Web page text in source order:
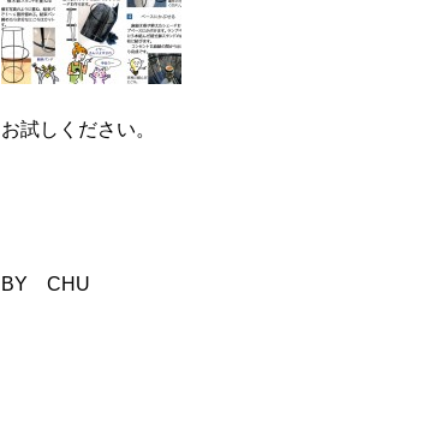
お試しください。
BY CHU